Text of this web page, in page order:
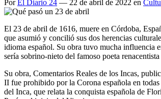
PorEl Diario 24 — 22 de abril de 2022 en
El 23 de abril de 1616, muere en Córdoba,
que asumió y concilió sus dos herencias
idioma español. Su obra tuvo mucha influencia
sería sobrino-nieto del famoso poeta renacentista
Su obra, Comentarios Reales de los Incas,
II fue prohibido por la Corona española en
del Inca, que relata la conquista española de